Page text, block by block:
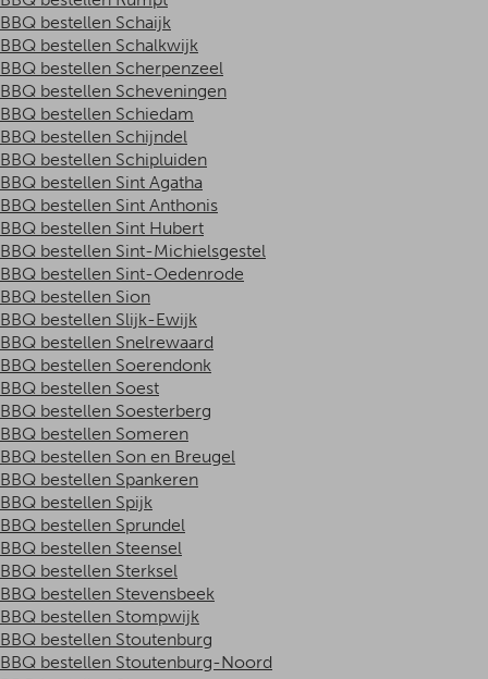
BBQ bestellen Schaijk
BBQ bestellen Schalkwijk
BBQ bestellen Scherpenzeel
BBQ bestellen Scheveningen
BBQ bestellen Schiedam
BBQ bestellen Schijndel
BBQ bestellen Schipluiden
BBQ bestellen Sint Agatha
BBQ bestellen Sint Anthonis
BBQ bestellen Sint Hubert
BBQ bestellen Sint-Michielsgestel
BBQ bestellen Sint-Oedenrode
BBQ bestellen Sion
BBQ bestellen Slijk-Ewijk
BBQ bestellen Snelrewaard
BBQ bestellen Soerendonk
BBQ bestellen Soest
BBQ bestellen Soesterberg
BBQ bestellen Someren
BBQ bestellen Son en Breugel
BBQ bestellen Spankeren
BBQ bestellen Spijk
BBQ bestellen Sprundel
BBQ bestellen Steensel
BBQ bestellen Sterksel
BBQ bestellen Stevensbeek
BBQ bestellen Stompwijk
BBQ bestellen Stoutenburg
BBQ bestellen Stoutenburg-Noord